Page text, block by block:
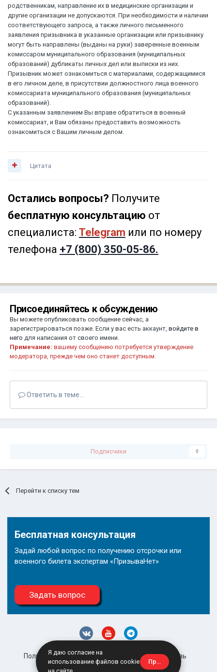
родственникам, направление их в медицинские организации и
другие организации не допускаются. При необходимости и наличии
соответствующего запроса, а также личного письменного
заявления призывника в указанные организации или призывнику
могут быть направлены (выданы на руки) заверенные военным
комиссаром муниципального образования (муниципальных
образований) дубликаты личных дел или выписки из них.
Призывник может ознакомиться с материалами, содержащимися
в его личном деле, в присутствии должностного лица военного
комиссариата муниципального образования (муниципальных
образований).
С указанным заявлением Вы вправе обратиться в военный
комиссариат, и Вам обязаны предоставить возможность
ознакомиться с Вашим личным делом.
Цитата
Остались вопросы? Получите
бесплатную консультацию от
специалиста: Telegram или по номеру
телефона +7 (800) 350-05-86.
Присоединяйтесь к обсуждению
Вы можете опубликовать сообщение сейчас, а
зарегистрироваться позже. Если у вас есть аккаунт, войдите в
него для написания от своего имени.
Примечание: вашему сообщению потребуется утверждение
модератора, прежде чем оно станет доступным.
Ответить в теме...
Подписчики 0
Перейти к списку тем
Бесплатная консультация
Задай любой вопрос по получению отсрочки или
военного билета экспертам «ПризываНет»
Задать вопрос
Политика конфиденциальности
Обратная связь
site@prizyvanet.ru
Я даю согласие на
использование файлов cookie
Принять